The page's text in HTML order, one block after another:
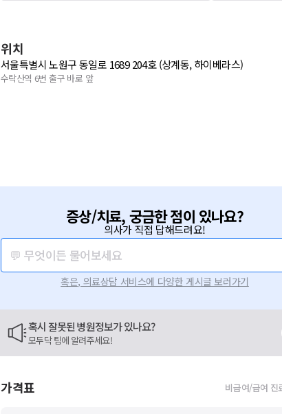
위치
서울특별시 노원구 동일로 1689 204호 (상계동, 하이베라스)
수락산역 6번 출구 바로 앞
증상/치료, 궁금한 점이 있나요?
의사가 직접 답해드려요!
💬 무엇이든 물어보세요
혹은, 의료상담 서비스에 다양한 게시글 보러가기
혹시 잘못된 병원정보가 있나요?
모두닥 팀에 알려주세요!
가격표 비급여/급여 진